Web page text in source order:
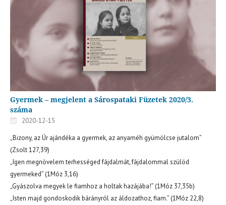
Gyermek – megjelent a Sárospataki Füzetek 2020/3.
száma
2020-12-15
„Bizony, az Úr ajándéka a gyermek, az anyaméh gyümölcse jutalom”
(Zsolt 127,39)
„Igen megnövelem terhességed fájdalmát, fájdalommal szülöd
gyermeked” (1Móz 3,16)
„Gyászolva megyek le fiamhoz a holtak hazájába!” (1Móz 37,35b)
„Isten majd gondoskodik bárányról az áldozathoz, fiam.” (1Móz 22,8)